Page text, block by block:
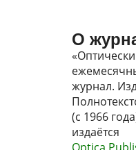
О
журнал.
(с 1966
издаётся